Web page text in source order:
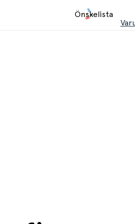
Önskelista